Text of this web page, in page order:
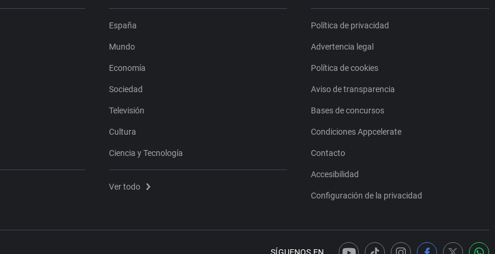
España
Mundo
Economía
Sociedad
Televisión
Cultura
Ciencia y Tecnología
Ver todo
Política de privacidad
Advertencia legal
Política de cookies
Aviso de transparencia
Bases de concursos
Condiciones Appcelerate
Contacto
Accesibilidad
Configuración de la privacidad